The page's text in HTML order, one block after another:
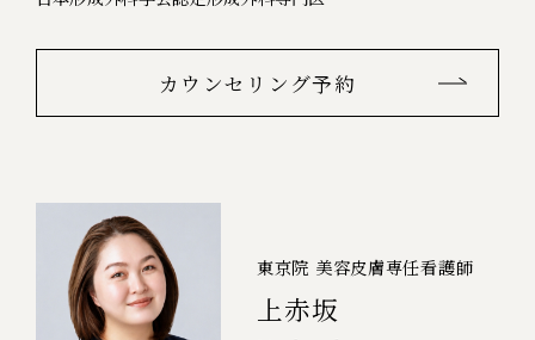
カウンセリング予約
東京院 美容皮膚専任看護師
上赤坂